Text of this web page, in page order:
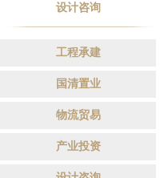
设计咨询
工程承建
国清置业
物流贸易
产业投资